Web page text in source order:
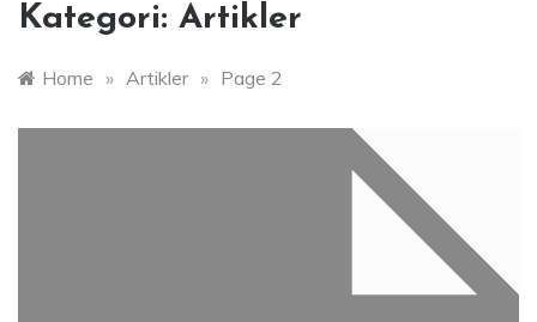
Kategori: Artikler
Home » Artikler » Page 2